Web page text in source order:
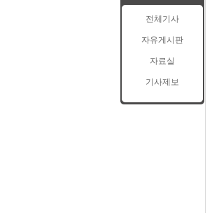
전체기사
자유게시판
자료실
기사제보